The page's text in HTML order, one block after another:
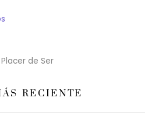
de Ser
RECIENTE